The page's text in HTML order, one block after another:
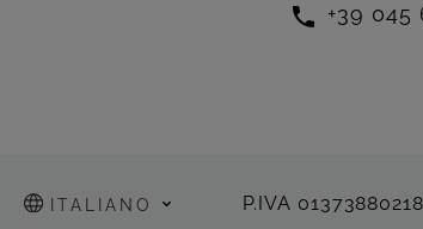
+39 045
ITALIANO P.IVA 01373880218